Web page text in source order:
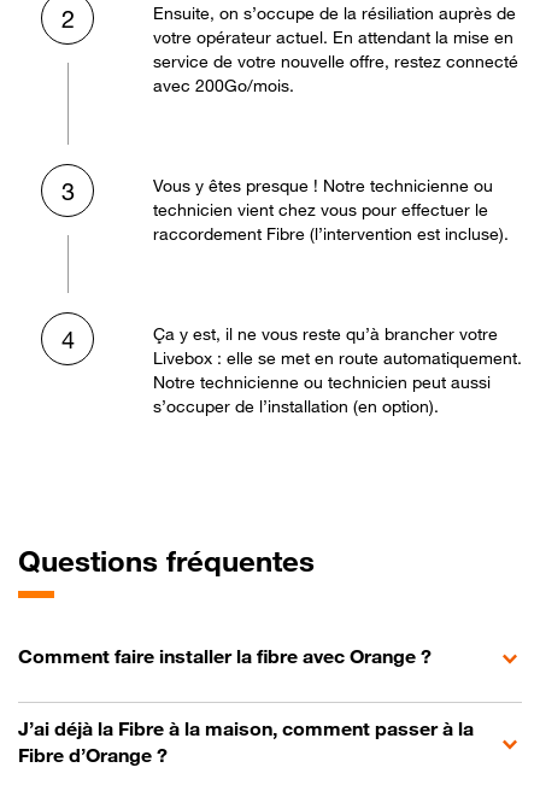
2
Ensuite, on s’occupe de la résiliation auprès de
votre opérateur actuel. En attendant la mise en
service de votre nouvelle offre, restez connecté
avec 200Go/mois.
3
Vous y êtes presque ! Notre technicienne ou
technicien vient chez vous pour effectuer le
raccordement Fibre (l’intervention est incluse).
4
Ça y est, il ne vous reste qu’à brancher votre
Livebox : elle se met en route automatiquement.
Notre technicienne ou technicien peut aussi
s’occuper de l’installation (en option).
Questions fréquentes
Comment faire installer la fibre avec Orange ?
J’ai déjà la Fibre à la maison, comment passer à la
Fibre d’Orange ?